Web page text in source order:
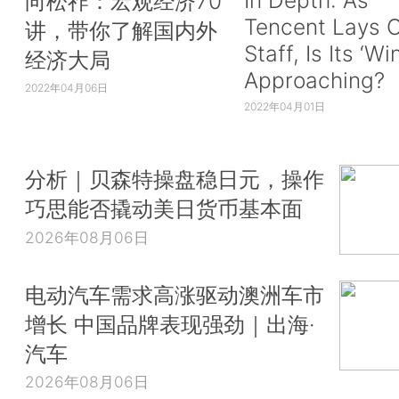
讲，带你了解国内外
经济大局
2022年04月06日
Tencent Lays
Staff, Is Its
Approaching?
2022年04月01日
分析｜贝森特操盘稳日元，操作
巧思能否撬动美日货币基本面
2026年08月06日
电动汽车需求高涨驱动澳洲车市
增长 中国品牌表现强劲｜出海·
汽车
2026年08月06日